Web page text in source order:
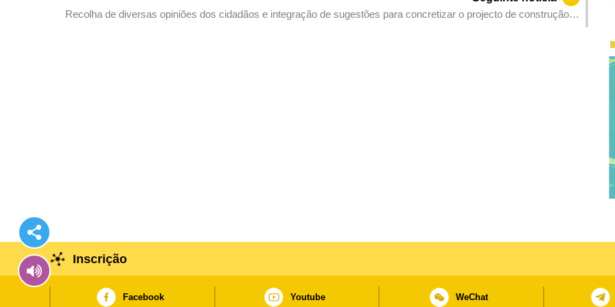
Recolha de diversas opiniões dos cidadãos e integração de sugestões para concretizar o projecto de construção
Inscrição
Facebook Youtube WeChat